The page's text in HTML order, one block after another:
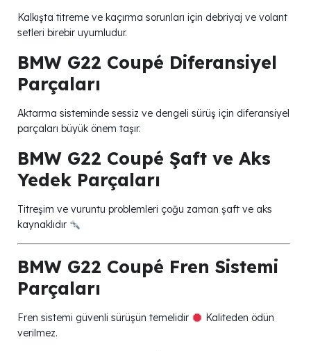
Kalkışta titreme ve kaçırma sorunları için debriyaj ve volant
setleri birebir uyumludur.
BMW G22 Coupé Diferansiyel
Parçaları
Aktarma sisteminde sessiz ve dengeli sürüş için diferansiyel
parçaları büyük önem taşır.
BMW G22 Coupé Şaft ve Aks
Yedek Parçaları
Titreşim ve vuruntu problemleri çoğu zaman şaft ve aks
kaynaklıdır
BMW G22 Coupé Fren Sistemi
Parçaları
Fren sistemi güvenli sürüşün temelidir
Kaliteden ödün
verilmez.